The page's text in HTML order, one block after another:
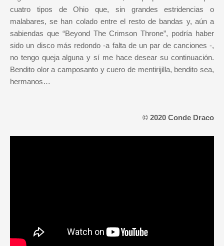
cuatro tipos de Ohio que, sin grandes estridencias o
malabares, se han colado entre el resto de bandas y, aún a
sabiendas que “Beyond The Crimson Throne”, podría haber
sido un disco más redondo -a falta de un par de canciones -,
no tengo queja alguna y sí me hace desear su continuación.
Bendito olor a camposanto y cuero de mentirijilla, bendito sea,
hermanos…
© 2020 Conde Draco